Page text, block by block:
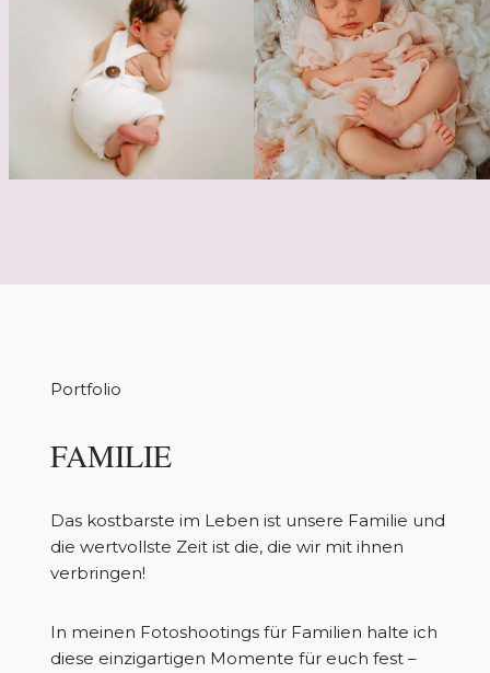
Portfolio
FAMILIE
Das kostbarste im Leben ist unsere Familie und
die wertvollste Zeit ist die, die wir mit ihnen
verbringen!
In meinen Fotoshootings für Familien halte ich
diese einzigartigen Momente für euch fest –